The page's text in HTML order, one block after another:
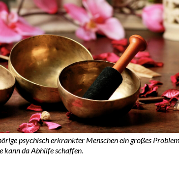
psychisch erkrankter Menschen ein großes
kann da Abhilfe schaffen.